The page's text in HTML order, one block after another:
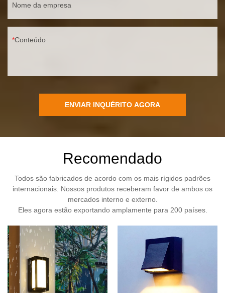
Nome da empresa
Conteúdo
ENVIAR INQUÉRITO AGORA
Recomendado
Todos são fabricados de acordo com os mais rígidos padrões
internacionais. Nossos produtos receberam favor de ambos os
mercados interno e externo.
Eles agora estão exportando amplamente para 200 países.